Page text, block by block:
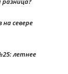
на севере
летнее